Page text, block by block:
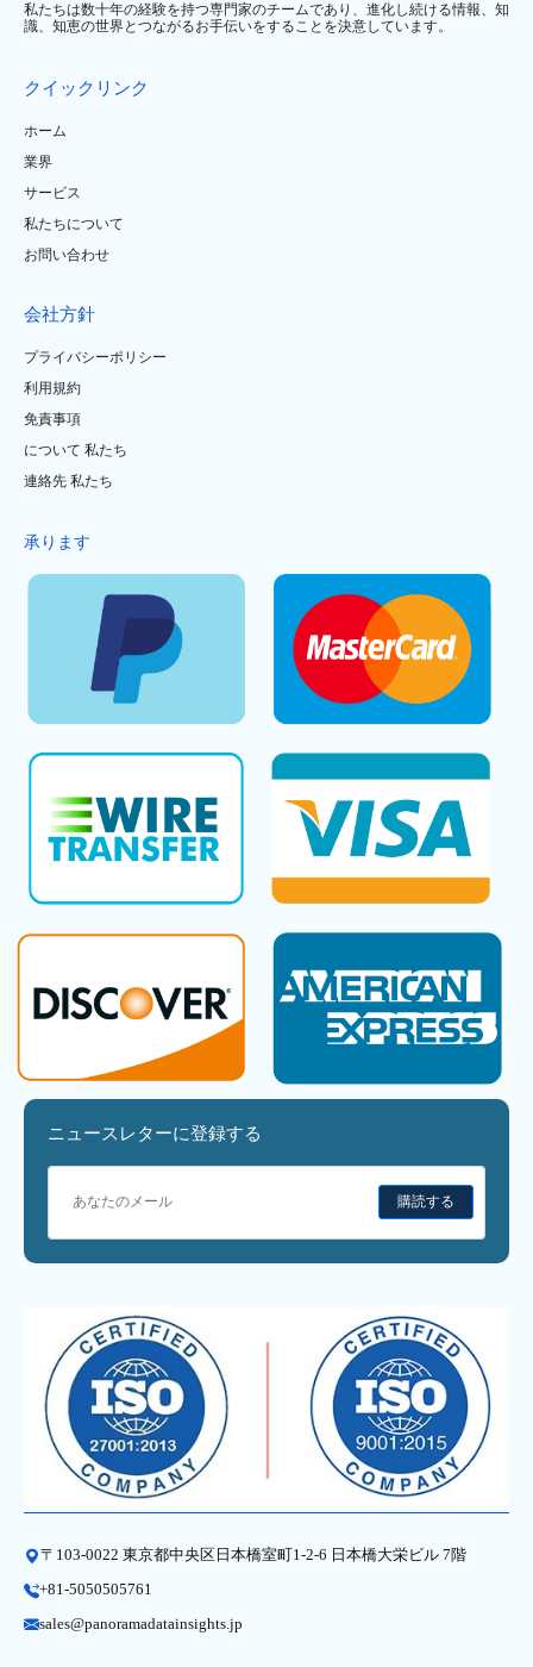
私たちは数十年の経験を持つ専門家のチームであり、進化し続ける情報、知
識、知恵の世界とつながるお手伝いをすることを決意しています。
クイックリンク
ホーム
業界
サービス
私たちについて
お問い合わせ
会社方針
プライバシーポリシー
利用規約
免責事項
について 私たち
連絡先 私たち
承ります
ニュースレターに登録する
購読する
〒103-0022 東京都中央区日本橋室町1-2-6 日本橋大栄ビル 7階
+81-5050505761
sales@panoramadatainsights.jp